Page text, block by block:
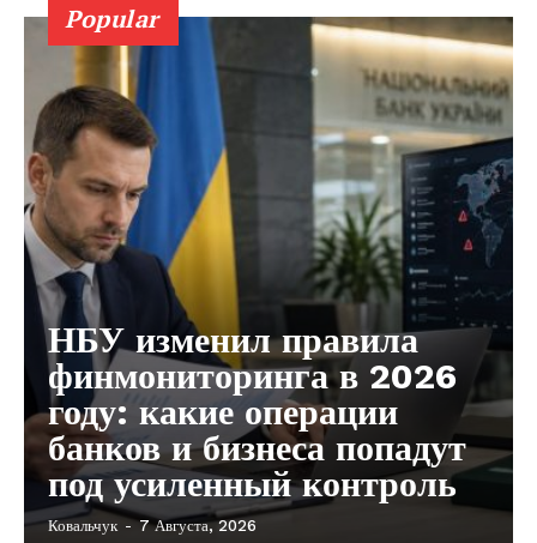
Popular
НБУ изменил правила
финмониторинга в 2026
году: какие операции
банков и бизнеса попадут
под усиленный контроль
Ковальчук - 7 Августа, 2026